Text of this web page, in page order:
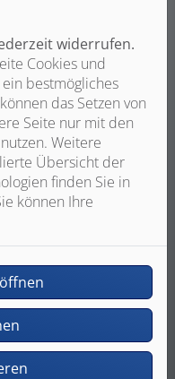
für Sie
Beratung
und Vorstellungen
ohne
Ausführung
führender
widerrufen.
Cookies und
bestmögliches
das Setzen von
Seite nur mit den
Weitere
Übersicht der
finden Sie in
können Ihre